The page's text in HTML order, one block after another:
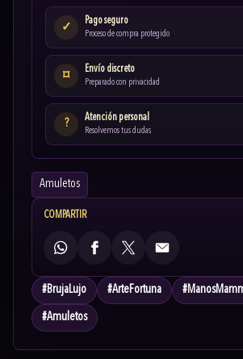
✓
Pago seguro
Proceso de compra protegido
⌑
Envío discreto
Preparado con privacidad
? Atención personal
Resolvemos tus dudas
Amuletos
COMPARTIR
WhatsAppFacebook
X Email
#BrujaLujo #ArteFortuna #
#Amuletos